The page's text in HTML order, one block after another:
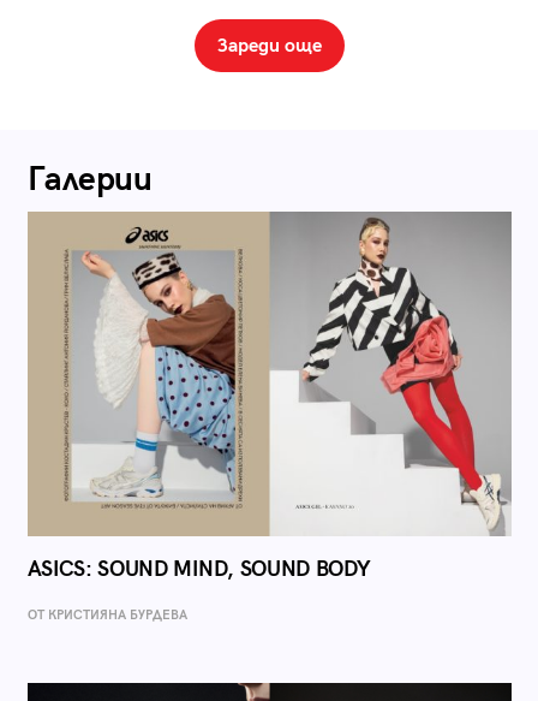
Зареди още
Галерии
ASICS: SOUND MIND, SOUND BODY
ОТ КРИСТИЯНА БУРДЕВА